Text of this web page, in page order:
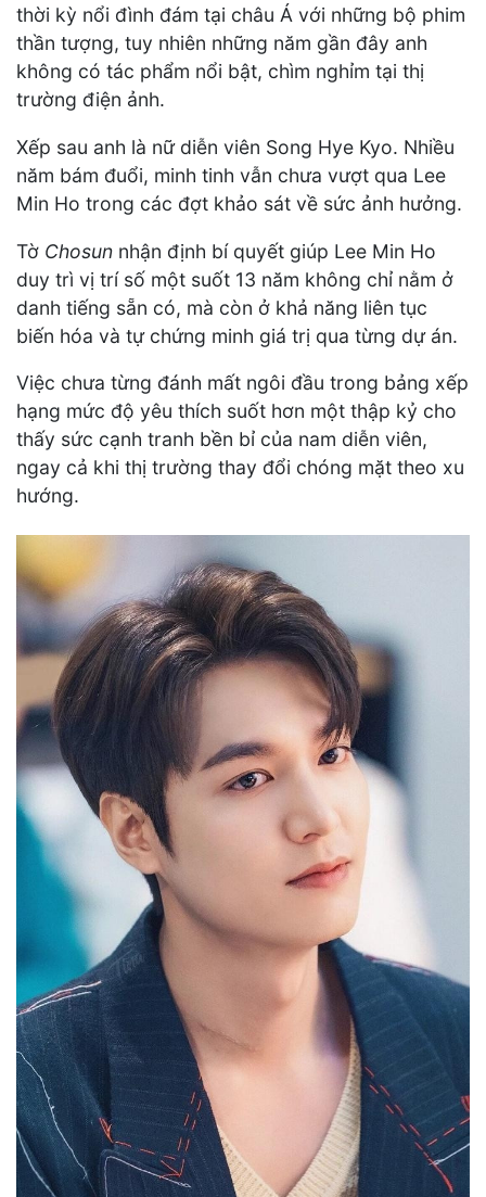
thời kỳ nổi đình đám tại châu Á với những bộ phim
thần tượng, tuy nhiên những năm gần đây anh
không có tác phẩm nổi bật, chìm nghỉm tại thị
trường điện ảnh.
Xếp sau anh là nữ diễn viên Song Hye Kyo. Nhiều
năm bám đuổi, minh tinh vẫn chưa vượt qua Lee
Min Ho trong các đợt khảo sát về sức ảnh hưởng.
Tờ Chosun nhận định bí quyết giúp Lee Min Ho
duy trì vị trí số một suốt 13 năm không chỉ nằm ở
danh tiếng sẵn có, mà còn ở khả năng liên tục
biến hóa và tự chứng minh giá trị qua từng dự án.
Việc chưa từng đánh mất ngôi đầu trong bảng xếp
hạng mức độ yêu thích suốt hơn một thập kỷ cho
thấy sức cạnh tranh bền bỉ của nam diễn viên,
ngay cả khi thị trường thay đổi chóng mặt theo xu
hướng.